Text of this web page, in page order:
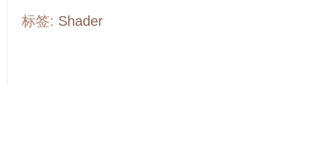
标签: Shader